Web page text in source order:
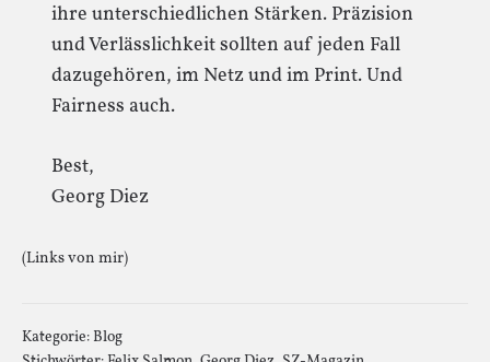
ihre unterschiedlichen Stärken. Präzision
und Verlässlichkeit sollten auf jeden Fall
dazugehören, im Netz und im Print. Und
Fairness auch.
Best,
Georg Diez
(Links von mir)
Kategorie:Blog